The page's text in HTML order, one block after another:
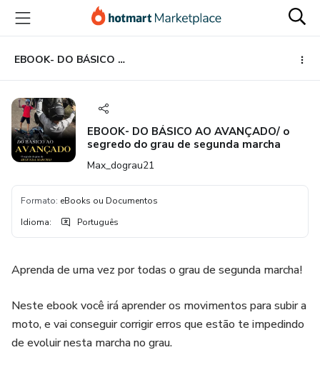
para
conteúdo
principal
para
pagamento
para
rodapé
EBOOK- DO BÁSICO AO AVANÇADO/ o segredo do grau de segunda marcha
EBOOK- DO BÁSICO AO AVANÇADO/ o
segredo do grau de segunda marcha
Max_dograu21
Formato: eBooks ou Documentos
Idioma: Português
Aprenda de uma vez por todas o grau de segunda marcha!
Neste ebook você irá aprender os movimentos para subir a
moto, e vai conseguir corrigir erros que estão te impedindo
de evoluir nesta marcha no grau.